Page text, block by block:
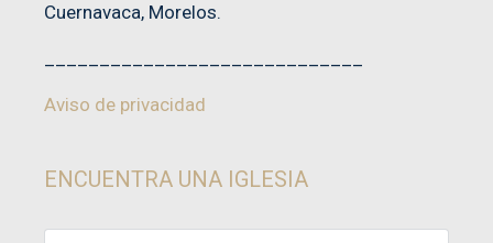
Cuernavaca, Morelos.
Aviso de privacidad
ENCUENTRA UNA IGLESIA